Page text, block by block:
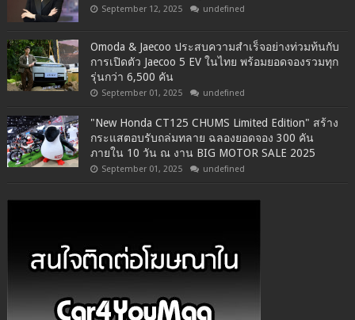
September 12, 2025 undefined
Omoda & Jaecoo ประสบความสำเร็จอย่างท่วมท้นกับ
การเปิดตัว Jaecoo 5 EV ในไทย พร้อมยอดจองรวมทุก
รุ่นกว่า 6,500 คัน
September 01, 2025 undefined
"New Honda CT125 CHUMS Limited Edition" สร้าง
กระแสตอบรับถล่มทลาย ฉลองยอดจอง 300 คัน
ภายใน 10 วัน ณ งาน BIG MOTOR SALE 2025
September 01, 2025 undefined